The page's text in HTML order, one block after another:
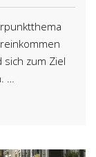
zum Ziel
…